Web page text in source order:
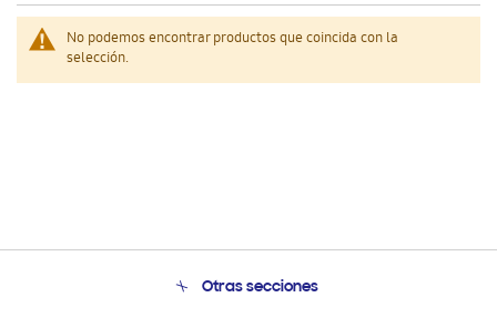
No podemos encontrar productos que coincida con la
selección.
Otras secciones